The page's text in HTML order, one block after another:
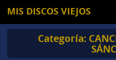
MIS DISCOS VIEJOS
Categoría: